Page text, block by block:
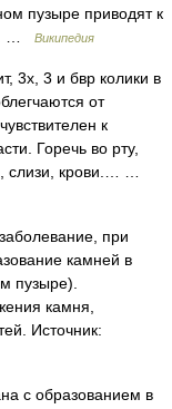
пузыре приводят к
…
Википедия
3х, 3 и бвр колики в
от
к
Горечь во рту,
слизи, крови.… …
при
камней в
пузыре).
камня,
Источник:
с образованием в